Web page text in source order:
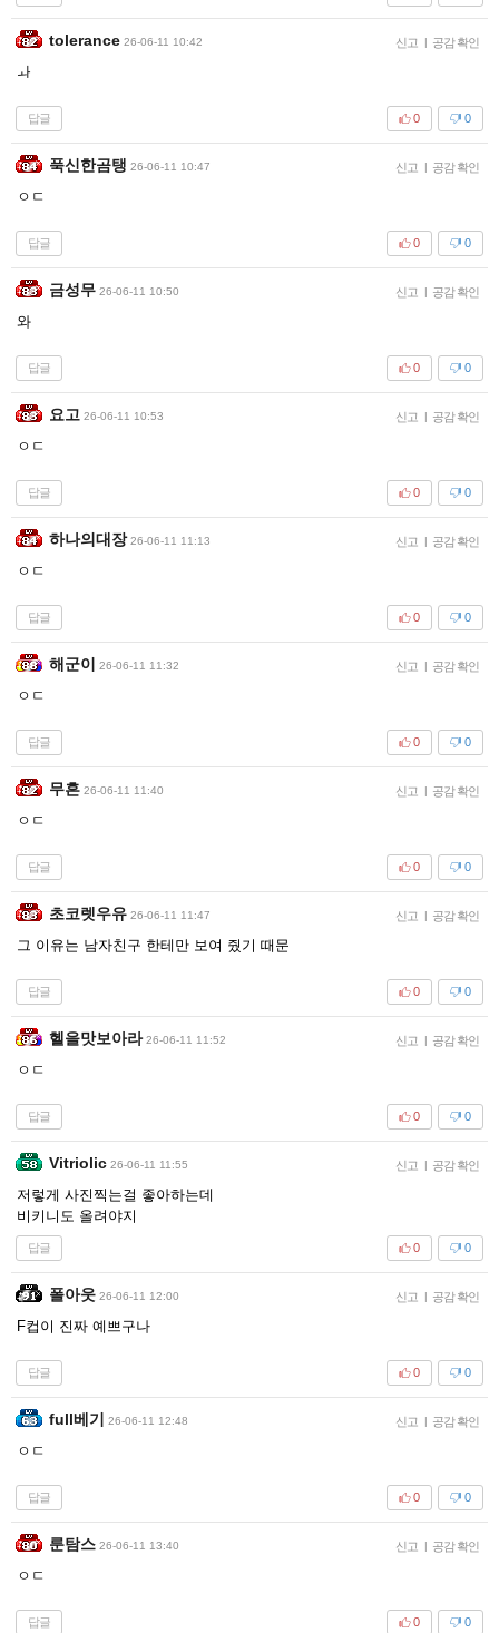
tolerance 26-06-11 10:42 신고 | 공감 확인
ㅘ
답글 0
0
푹신한곰탱 26-06-11 10:47 신고 | 공감 확인
ㅇㄷ
답글 0
0
금성무 26-06-11 10:50 신고 | 공감 확인
와
답글 0
0
요고 26-06-11 10:53 신고 | 공감 확인
ㅇㄷ
답글 0
0
하나의대장 26-06-11 11:13 신고 | 공감 확인
ㅇㄷ
답글 0
0
해군이 26-06-11 11:32 신고 | 공감 확인
ㅇㄷ
답글 0
0
무흔 26-06-11 11:40 신고 | 공감 확인
ㅇㄷ
답글 0
0
초코렛우유 26-06-11 11:47 신고 | 공감 확인
그 이유는 남자친구 한테만 보여 줬기 때문
답글 0
0
헬을맛보아라 26-06-11 11:52 신고 | 공감 확인
ㅇㄷ
답글 0
0
Vitriolic 26-06-11 11:55 신고 | 공감 확인
저렇게 사진찍는걸 좋아하는데
비키니도 올려야지
답글 0
0
폴아웃 26-06-11 12:00 신고 | 공감 확인
F컵이 진짜 예쁘구나
답글 0
0
full베기 26-06-11 12:48 신고 | 공감 확인
ㅇㄷ
답글 0
0
룬탐스 26-06-11 13:40 신고 | 공감 확인
ㅇㄷ
답글 0
0